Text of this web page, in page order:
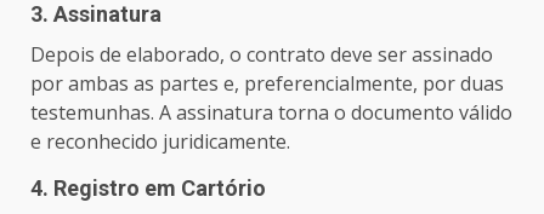
3. Assinatura
Depois de elaborado, o contrato deve ser assinado
por ambas as partes e, preferencialmente, por duas
testemunhas. A assinatura torna o documento válido
e reconhecido juridicamente.
4. Registro em Cartório